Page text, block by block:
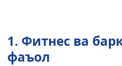
1. Фитнес ва
фаъол